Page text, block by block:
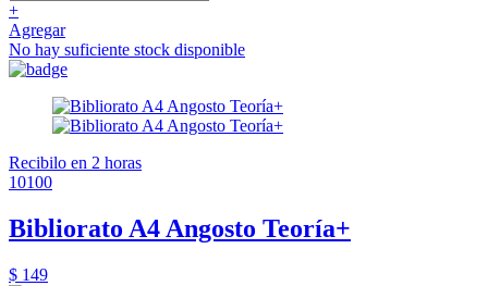
+
Agregar
No hay suficiente stock disponible
Recibilo en 2 horas
10100
Bibliorato A4 Angosto Teoría+
$ 149